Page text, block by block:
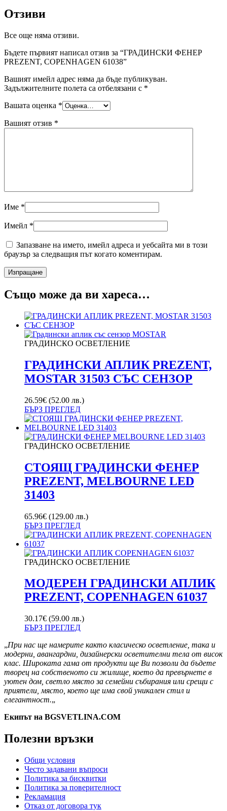
Отзиви
Все още няма отзиви.
Бъдете първият написал отзив за “ГРАДИНСКИ ФЕНЕР
PREZENT, COPENHAGEN 61038”
Вашият имейл адрес няма да бъде публикуван.
Задължителните полета са отбелязани с *
Вашата оценка *
Вашият отзив *
Име *
Имейл *
Запазване на името, имейл адреса и уебсайта ми в този
браузър за следващия път когато коментирам.
Също може да ви хареса…
ГРАДИНСКО ОСВЕТЛЕНИЕ
ГРАДИНСКИ АПЛИК PREZENT,
MOSTAR 31503 СЪС СЕНЗОР
26.59€ (52.00 лв.)
БЪРЗ ПРЕГЛЕД
ГРАДИНСКО ОСВЕТЛЕНИЕ
СТОЯЩ ГРАДИНСКИ ФЕНЕР
PREZENT, MELBOURNE LED
31403
65.96€ (129.00 лв.)
БЪРЗ ПРЕГЛЕД
ГРАДИНСКО ОСВЕТЛЕНИЕ
МОДЕРЕН ГРАДИНСКИ АПЛИК
PREZENT, COPENHAGEN 61037
30.17€ (59.00 лв.)
БЪРЗ ПРЕГЛЕД
„При нас ще намерите както класическо осветление, така и
модерни, авангардни, дизайнерски осветителни тела от висок
клас. Широката гама от продукти ще Ви позволи да бъдете
творец на собственото си жилище, което да превърнете в
уютен дом, светло място за семейни събирания или срещи с
приятели, място, което ще има свой уникален стил и
елегантност.„
Екипът на BGSVETLINA.COM
Полезни връзки
Общи условия
Често задавани въпроси
Политика за бисквитки
Политика за поверителност
Рекламация
Отказ от договора тук